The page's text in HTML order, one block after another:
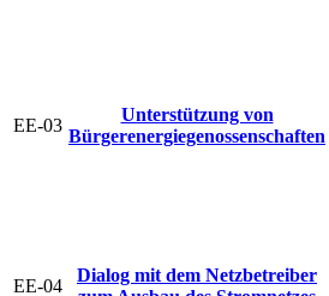
EE-03
Unterstützung von
Bürgerenergiegenossenschaften
EE-04
Dialog mit dem Netzbetreiber